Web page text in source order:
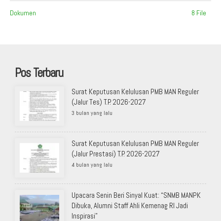
Dokumen 8 File
Pos Terbaru
Surat Keputusan Kelulusan PMB MAN Reguler
(Jalur Tes) T.P. 2026-2027
3 bulan yang lalu
Surat Keputusan Kelulusan PMB MAN Reguler
(Jalur Prestasi) T.P. 2026-2027
4 bulan yang lalu
Upacara Senin Beri Sinyal Kuat: “SNMB MANPK
Dibuka, Alumni Staff Ahli Kemenag RI Jadi
Inspirasi”